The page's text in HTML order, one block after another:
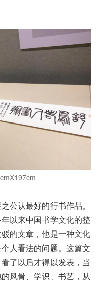
认最好的行书作品。
以来中国书学文化的整
的文章，他是一种文化
人看法的问题。这篇文
了以后才得以发表，当
风骨、学识、书艺，从